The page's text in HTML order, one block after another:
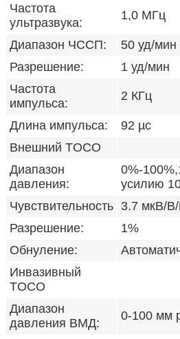
Частота
ультразвука:
1,0 МГц
Диапазон ЧССП:
50 уд/
Разрешение:
1 уд/мин
Частота
импульса:
2 КГц
Длина импульса:
92 µс
Внешний TOCO
Диапазон
давления:
0%-
усилию
Чувствительность 3.7 мкВ/В/
Разрешение:
1%
Обнуление:
Инвазивный
TOCO
Диапазон
давления ВМД:
0-100 мм